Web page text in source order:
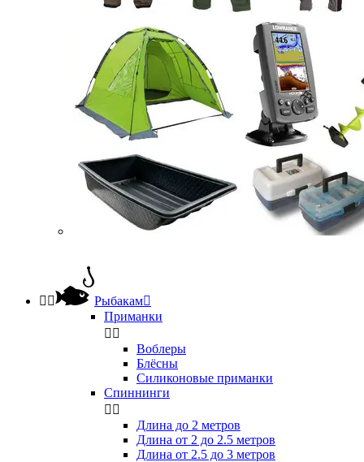
  Рыбакам
Приманки
 
Воблеры
Блёсны
Силиконовые приманки
Спиннинги
 
Длина до 2 метров
Длина от 2 до 2.5 метров
Длина от 2.5 до 3 метров